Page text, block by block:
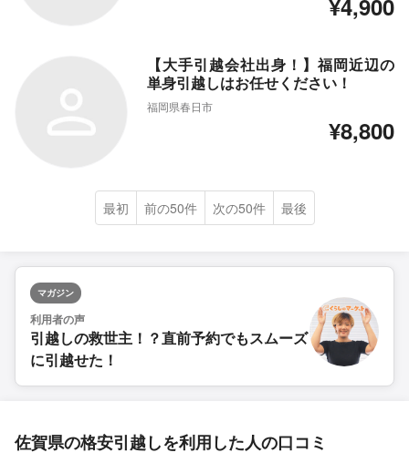
¥4,900
【大手引越会社出身！】福岡近辺の
単身引越しはお任せください！
福岡県春日市
¥8,800
最初 前の50件 次の50件 最後
マガジン
利用者の声
引越しの救世主！？直前予約でもスムーズ
に引越せた！
佐賀県の格安引越しを利用した人の口コミ